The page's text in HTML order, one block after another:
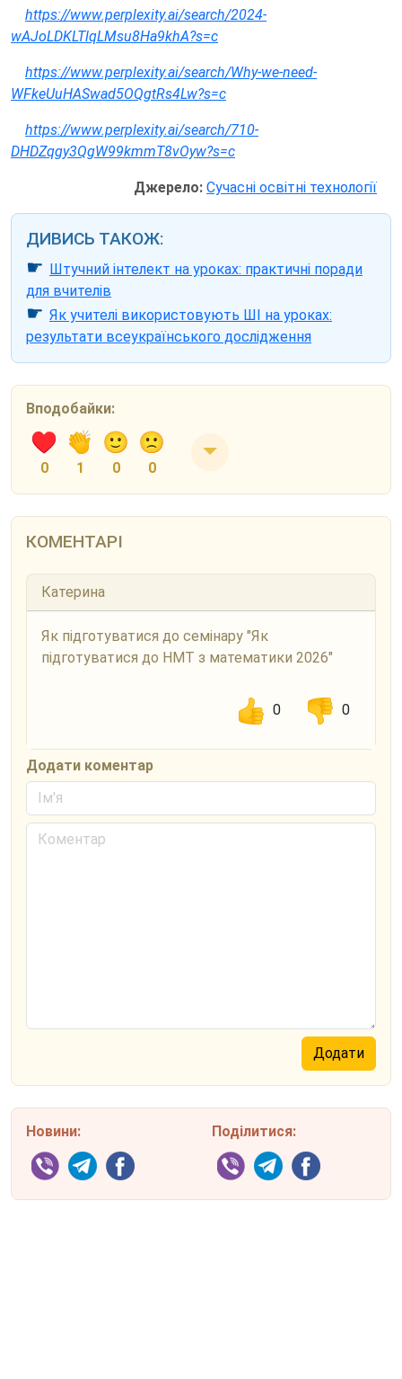
https://www.perplexity.ai/search/2024-
wAJoLDKLTlqLMsu8Ha9khA?s=c
https://www.perplexity.ai/search/Why-we-need-
WFkeUuHASwad5OQgtRs4Lw?s=c
https://www.perplexity.ai/search/710-
DHDZqgy3QgW99kmmT8vOyw?s=c
Джерело: Сучасні освітні технології
ДИВИСЬ ТАКОЖ:
☛ Штучний інтелект на уроках: практичні поради
для вчителів
☛ Як учителі використовують ШІ на уроках:
результати всеукраїнського дослідження
Вподобайки:
0 1 0 0
КОМЕНТАРІ
Катерина
Як підготуватися до семінару "Як
підготуватися до НМТ з математики 2026"
0 0
Додати коментар
Новини: Поділитися: